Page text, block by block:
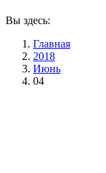
Вы здесь:
Главная
2018
Июнь
04